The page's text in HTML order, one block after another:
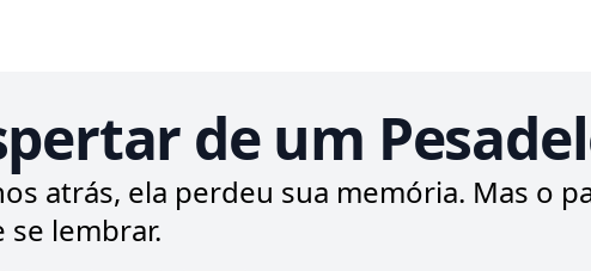
de um
atrás, ela perdeu sua memória. Mas o
lembrar.